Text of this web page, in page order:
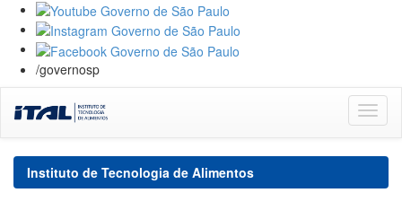
/governosp
navigation
Instituto de Tecnologia de Alimentos